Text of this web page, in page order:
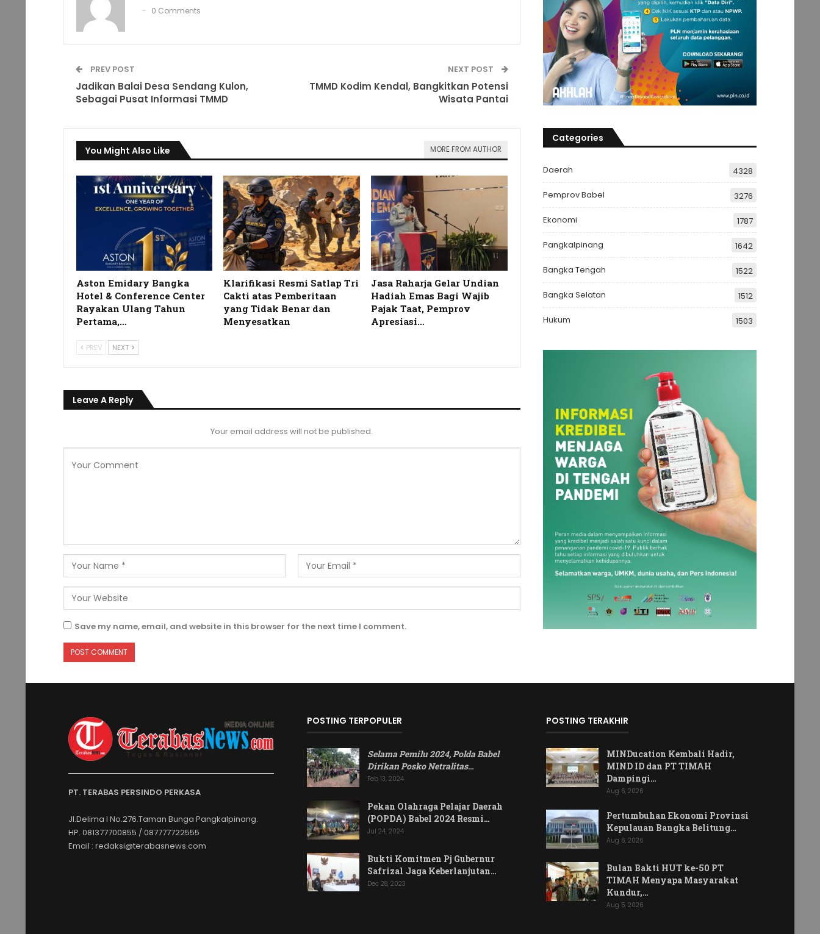
0 Comments
PREV POST
Jadikan Balai Desa Sendang Kulon,
Sebagai Pusat Informasi TMMD
NEXT POST
TMMD Kodim Kendal, Bangkitkan Potensi
Wisata Pantai
You Might Also Like MORE FROM AUTHOR
Aston Emidary Bangka
Hotel & Conference Center
Rayakan Ulang Tahun
Pertama,…
Klarifikasi Resmi Satlap Tri
Cakti atas Pemberitaan
yang Tidak Benar dan
Menyesatkan
Jasa Raharja Gelar Undian
Hadiah Emas Bagi Wajib
Pajak Taat, Pemprov
Apresiasi…
PREV NEXT
Leave A Reply
Your email address will not be published.
Save my name, email, and website in this browser for the next time I comment.
Categories
Daerah 4328
Pemprov Babel 3276
Ekonomi 1787
Pangkalpinang 1642
Bangka Tengah 1522
Bangka Selatan 1512
Hukum 1503
PT. TERABAS PERSINDO PERKASA
Jl.Delima I No.276.Taman Bunga Pangkalpinang.
HP. 081377700855 / 087777722555
Email : redaksi@terabasnews.com
POSTING TERPOPULER
Selama Pemilu 2024, Polda Babel
Dirikan Posko Netralitas…
Feb 13, 2024
Pekan Olahraga Pelajar Daerah
(POPDA) Babel 2024 Resmi…
Jul 24, 2024
Bukti Komitmen Pj Gubernur
Safrizal Jaga Keberlanjutan…
Dec 28, 2023
POSTING TERAKHIR
MINDucation Kembali Hadir,
MIND ID dan PT TIMAH
Dampingi…
Aug 6, 2026
Pertumbuhan Ekonomi Provinsi
Kepulauan Bangka Belitung…
Aug 6, 2026
Bulan Bakti HUT ke-50 PT
TIMAH Menyapa Masyarakat
Kundur,…
Aug 5, 2026